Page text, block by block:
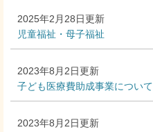
2025年2月28日更新
児童福祉・母子福祉
2023年8月2日更新
子ども医療費助成事業について
2023年8月2日更新